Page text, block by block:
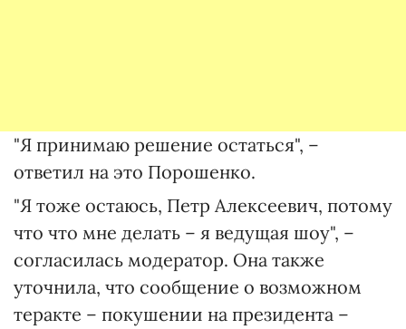
"Я принимаю решение остаться", –
ответил на это Порошенко.
"Я тоже остаюсь, Петр Алексеевич, потому
что что мне делать – я ведущая шоу", –
согласилась модератор. Она также
уточнила, что сообщение о возможном
теракте – покушении на президента –